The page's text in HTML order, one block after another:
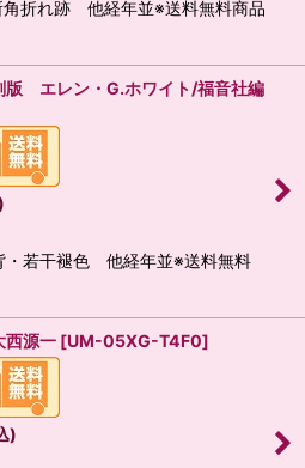
角折れ跡 他経年並※送料無料商品
エレン・G.ホワイト/福音社編
若干褪色 他経年並※送料無料
源一 [UM-05XG-T4F0]
)